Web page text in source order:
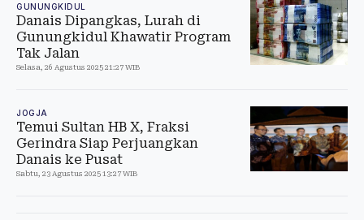
GUNUNGKIDUL
Danais Dipangkas, Lurah di
Gunungkidul Khawatir Program
Tak Jalan
Selasa, 26 Agustus 2025 21:27 WIB
JOGJA
Temui Sultan HB X, Fraksi
Gerindra Siap Perjuangkan
Danais ke Pusat
Sabtu, 23 Agustus 2025 13:27 WIB